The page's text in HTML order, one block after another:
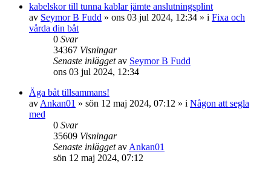
kabelskor till tunna kablar jämte anslutningsplint
av Seymor B Fudd » ons 03 jul 2024, 12:34 » i Fixa och
vårda din båt
0 Svar
34367 Visningar
Senaste inläggetav Seymor B Fudd
ons 03 jul 2024, 12:34
Äga båt tillsammans!
av Ankan01 » sön 12 maj 2024, 07:12 » i Någon att segla
med
0 Svar
35609 Visningar
Senaste inläggetav Ankan01
sön 12 maj 2024, 07:12